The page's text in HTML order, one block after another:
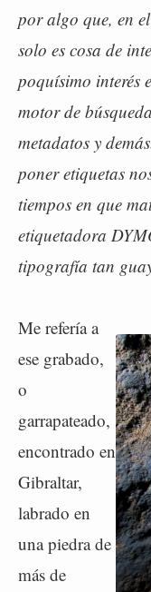
por algo que, en
solo es cosa de
poquísimo interés
motor de
metadatos y
poner etiquetas
tiempos en que
etiquetadora
tipografía tan
Me refería a
ese grabado,
o
garrapateado,
encontrado en
Gibraltar,
labrado en
una piedra de
más de